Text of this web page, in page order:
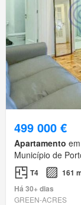
499 000 €
Apartamento
Município de
T4
161
Há 30+ dias
GREEN-ACRES